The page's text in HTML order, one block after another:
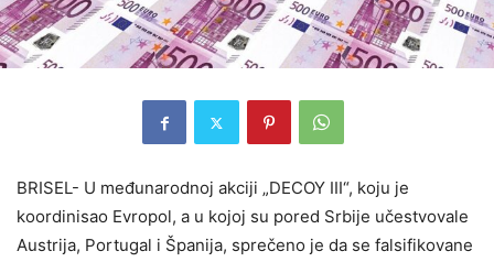
BRISEL- U međunarodnoj akciji „DECOY III“, koju je
koordinisao Evropol, a u kojoj su pored Srbije učestvovale
Austrija, Portugal i Španija, sprečeno je da se falsifikovane